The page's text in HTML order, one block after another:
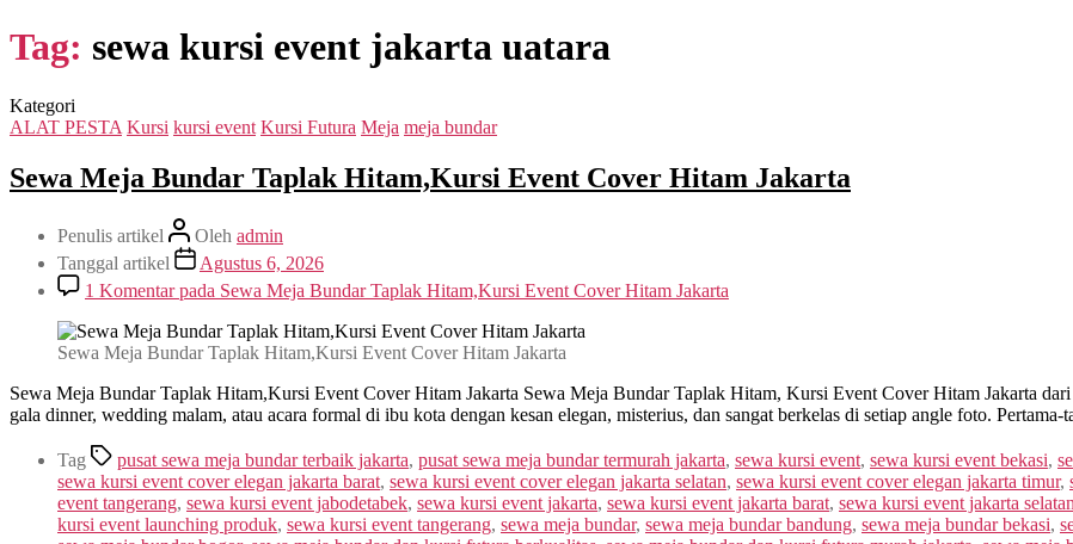
Tag: sewa kursi event jakarta uatara
Kategori
ALAT PESTA Kursi kursi event Kursi Futura Meja meja bundar
Sewa Meja Bundar Taplak Hitam,Kursi Event Cover Hitam Jakarta
Penulis artikel Oleh admin
Tanggal artikel
Agustus 6, 2026
1 Komentarpada Sewa Meja Bundar Taplak Hitam,Kursi Event Cover Hitam Jakarta
Sewa Meja Bundar Taplak Hitam,Kursi Event Cover Hitam Jakarta
Sewa Meja Bundar Taplak Hitam,Kursi Event Cover Hitam Jakarta Sewa Meja Bundar Taplak Hitam, Kursi Event Cover Hitam Jakarta
gala dinner, wedding malam, atau acara formal di ibu kota dengan kesan elegan, misterius, dan sangat berkelas di setiap angle foto.
Tag pusat sewa meja bundar terbaik jakarta, pusat sewa meja bundar termurah jakarta, sewa kursi event, sewa kursi event bekasi,
sewa kursi event cover elegan jakarta barat, sewa kursi event cover elegan jakarta selatan, sewa kursi event cover elegan jakarta timur,
event tangerang, sewa kursi event jabodetabek, sewa kursi event jakarta, sewa kursi event jakarta barat, sewa kursi event jakarta selatan
kursi event launching produk, sewa kursi event tangerang, sewa meja bundar, sewa meja bundar bandung, sewa meja bundar bekasi,